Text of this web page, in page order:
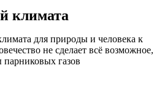
климата
для природы и человека к
не сделает всё возможное,
газов